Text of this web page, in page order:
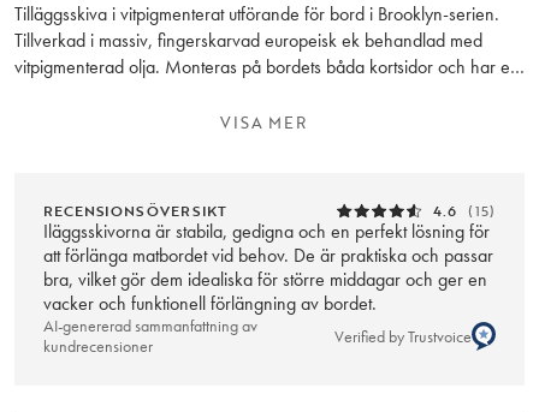
Tilläggsskiva i vitpigmenterat utförande för bord i Brooklyn-serien.
Tillverkad i massiv, fingerskarvad europeisk ek behandlad med
vitpigmenterad olja. Monteras på bordets båda kortsidor och har en
samma rumstemperatur som bordet. Tänk på att oljebehandlade ytor
sig mellan tilläggskivor och bord.
VISA MER
RECENSIONSÖVERSIKT 4.6 (15)
Iläggsskivorna är stabila, gedigna och en perfekt lösning för
att förlänga matbordet vid behov. De är praktiska och passar
bra, vilket gör dem idealiska för större middagar och ger en
vacker och funktionell förlängning av bordet.
AI-genererad sammanfattning av
kundrecensioner
Verified by Trustvoice